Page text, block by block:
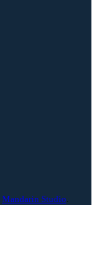
Mandarin Studio.